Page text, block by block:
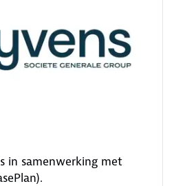
in samenwerking met